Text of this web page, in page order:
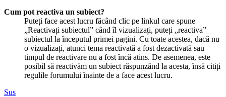
Cum pot reactiva un subiect?
Puteți face acest lucru făcând clic pe linkul care spune
„Reactivați subiectul” când îl vizualizați, puteți „reactiva”
subiectul la începutul primei pagini. Cu toate acestea, dacă nu
o vizualizați, atunci tema reactivată a fost dezactivată sau
timpul de reactivare nu a fost încă atins. De asemenea, este
posibil să reactivăm un subiect răspunzând la acesta, însă citiți
regulile forumului înainte de a face acest lucru.
Sus